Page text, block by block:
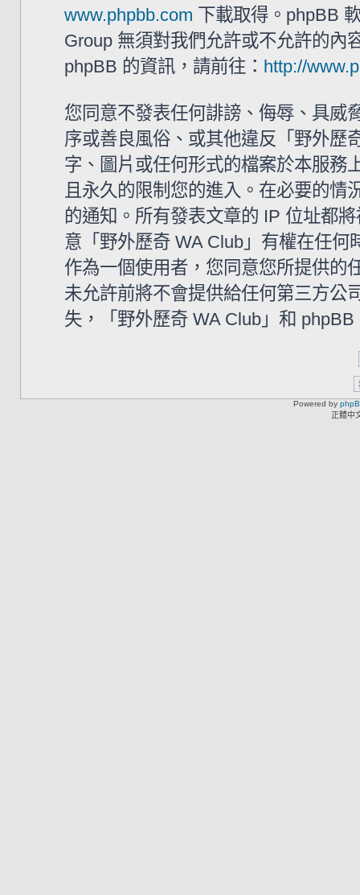
www.phpbb.com 下載取得。phpBB
Group 無須對我們允許或不允許的內
phpBB 的資訊，請前往： http://
您同意不發表任何誹謗、侮辱、具威
序或善良風俗、或其他違反「野外歷
字、圖片或任何形式的檔案於本服務
且永久的限制您的進入。在必要的情
的通知。所有發表文章的 IP 位址都
意「野外歷奇 WA Club」有權在任
作為一個使用者，您同意您所提供的
未允許前將不會提供給任何第三方公
失，「野外歷奇 WA Club」和
Powered by
正體中